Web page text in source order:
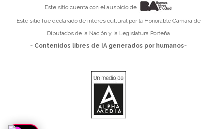
Este sitio cuenta con el auspicio de
Este sitio fue declarado de interés cultural por la Honorable Cámara de
Diputados de la Nación y la Legislatura Porteña
- Contenidos libres de IA generados por humanos-